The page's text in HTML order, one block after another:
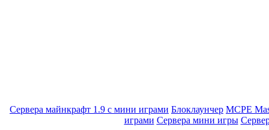
Сервера майнкрафт 1.9 с мини играми Блоклаунчер MCPE
играми Сервера мини игры